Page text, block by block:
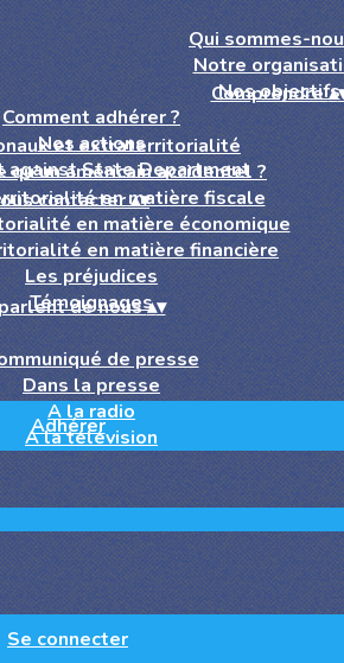
Qui sommes-
Notre
Nos objectifs
Comment adhérer ?
Nos actions
against State Department
Comprendre▴
et extraterritorialité
qu'un américain accidentel ?
en matière fiscale
en matière économique
en matière financière
Les préjudices
Témoignages
contacter▴▾
de nous▴▾
de presse
Dans la presse
A la radio
A la télévision
Adhérer
Se connecter